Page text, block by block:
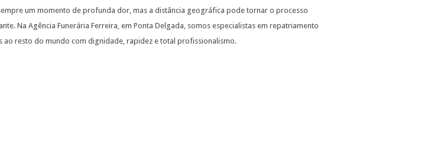
um momento de profunda dor, mas a distância geográfica pode tornar o processo
Na Agência Funerária Ferreira, em Ponta Delgada, somos especialistas em repatriamento
ao resto do mundo com dignidade, rapidez e total profissionalismo.